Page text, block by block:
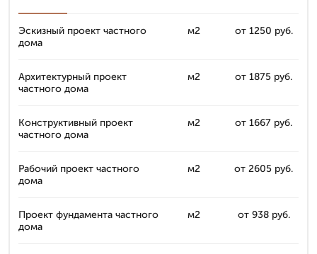
Эскизный проект частного
дома
м2 от 1250 руб.
Архитектурный проект
частного дома
м2 от 1875 руб.
Конструктивный проект
частного дома
м2 от 1667 руб.
Рабочий проект частного
дома
м2 от 2605 руб.
Проект фундамента частного
дома
м2 от 938 руб.